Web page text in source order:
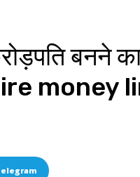
बनने
money